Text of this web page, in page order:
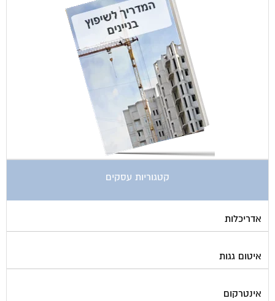
קטגוריות עסקים
אדריכלות
איטום גגות
אינטרקום